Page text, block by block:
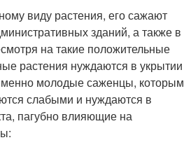
виду растения, его сажают
зданий, а также в
на такие положительные
растения нуждаются в укрытии
молодые саженцы, которым
слабыми и нуждаются в
пагубно влияющие на